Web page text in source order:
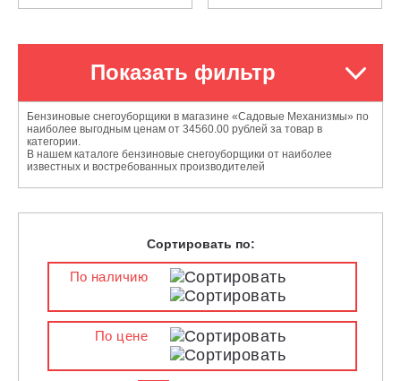
Показать фильтр
Бензиновые снегоуборщики в магазине «Садовые Механизмы» по
наиболее выгодным ценам от 34560.00 рублей за товар в
категории.
В нашем каталоге бензиновые снегоуборщики от наиболее
известных и востребованных производителей
Сортировать по:
По наличию
По цене